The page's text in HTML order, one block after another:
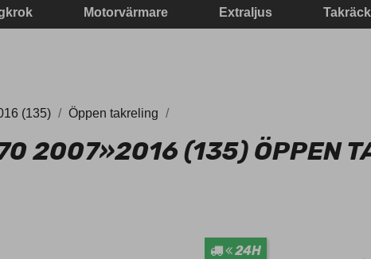
Motorvärmare Extraljus
(135) Öppen takreling
2007»2016 (135) ÖPPEN
24H